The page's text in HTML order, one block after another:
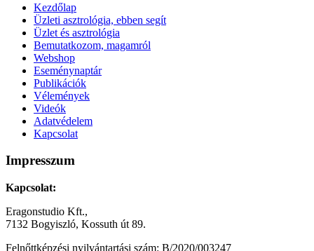
Kezdőlap
Üzleti asztrológia, ebben segít
Üzlet és asztrológia
Bemutatkozom, magamról
Webshop
Eseménynaptár
Publikációk
Vélemények
Videók
Adatvédelem
Kapcsolat
Impresszum
Kapcsolat:
Eragonstudio Kft.,
7132 Bogyiszló, Kossuth út 89.
Felnőttképzési nyilvántartási szám: B/2020/003247